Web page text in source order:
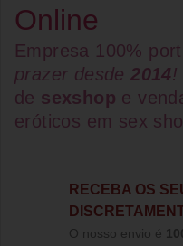
Online
Empresa 100%
prazer desde2014!
de sexshop e
eróticos em sex
RECEBA OS
O nosso envio é